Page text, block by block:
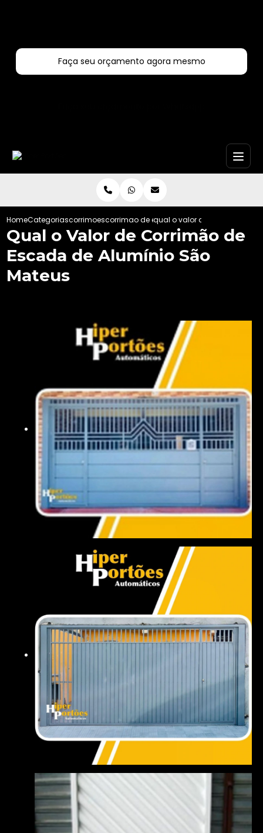
Faça seu orçamento agora mesmo
HomeCategoriascorrimoescorrimao de escada de aluminio
qual o valor de corrimao de
Qual o Valor de Corrimão de
Escada de Alumínio São
Mateus